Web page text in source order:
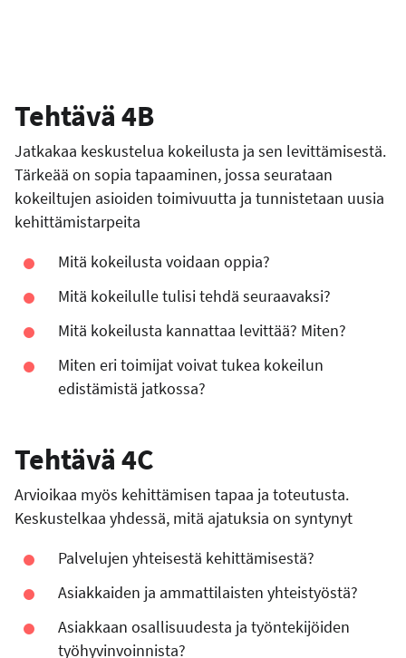
Tehtävä 4B
Jatkakaa keskustelua kokeilusta ja sen levittämisestä.
Tärkeää on sopia tapaaminen, jossa seurataan
kokeiltujen asioiden toimivuutta ja tunnistetaan uusia
kehittämistarpeita
Mitä kokeilusta voidaan oppia?
Mitä kokeilulle tulisi tehdä seuraavaksi?
Mitä kokeilusta kannattaa levittää? Miten?
Miten eri toimijat voivat tukea kokeilun
edistämistä jatkossa?
Tehtävä 4C
Arvioikaa myös kehittämisen tapaa ja toteutusta.
Keskustelkaa yhdessä, mitä ajatuksia on syntynyt
Palvelujen yhteisestä kehittämisestä?
Asiakkaiden ja ammattilaisten yhteistyöstä?
Asiakkaan osallisuudesta ja työntekijöiden
työhyvinvoinnista?